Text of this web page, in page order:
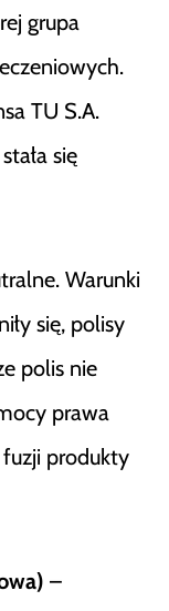
grupa
TU S.A.
się
Warunki
się, polisy
polis nie
prawa
fuzji produkty
–